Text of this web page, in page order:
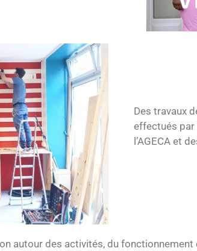
Des travaux
effectués par
l’AGECA et
autour des activités, du